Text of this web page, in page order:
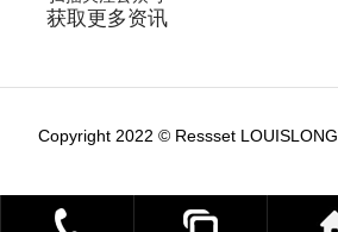
获取更多资讯
Copyright 2022 © Ressset LOUISLONG